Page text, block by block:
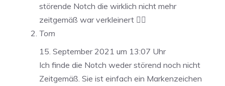
störende Notch die wirklich nicht mehr
zeitgemäß war verkleinert 👍🏼
Tom
15. September 2021 um 13:07 Uhr
Ich finde die Notch weder störend noch nicht
Zeitgemäß. Sie ist einfach ein Markenzeichen